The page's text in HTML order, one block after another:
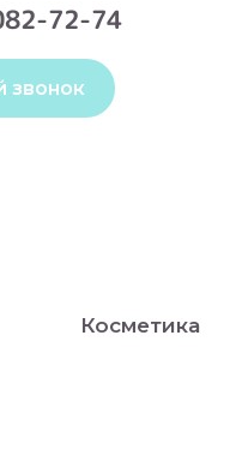
72-74
звонок
Косметика